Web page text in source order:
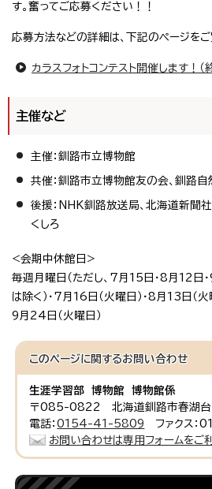
す。奮ってご応募ください！！
応募方法などの詳細は、下記のページをご
カラスフォトコンテスト開催します！（
主催など
主催：釧路市立博物館
共催：釧路市立博物館友の会、釧路
後援：NHK釧路放送局、北海道新聞
くしろ
<会期中休館日>
毎週月曜日（ただし、7月15日・8月12日
は除く）・7月16日（火曜日）・8月13日（火
9月24日（火曜日）
このページに関するお問い合わせ
生涯学習部 博物館 博物館係
〒085-0822 北海道釧路市春湖
電話：0154-41-5809
ファクス
お問い合わせは専用フォームをご